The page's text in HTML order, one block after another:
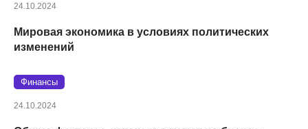
24.10.2024
Мировая экономика в условиях политических
изменений
Финансы
24.10.2024